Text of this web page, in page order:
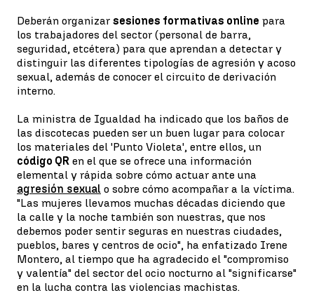
Deberán organizar sesiones formativas online para
los trabajadores del sector (personal de barra,
seguridad, etcétera) para que aprendan a detectar y
distinguir las diferentes tipologías de agresión y acoso
sexual, además de conocer el circuito de derivación
interno.
La ministra de Igualdad ha indicado que los baños de
las discotecas pueden ser un buen lugar para colocar
los materiales del 'Punto Violeta', entre ellos, un
código QR en el que se ofrece una información
elemental y rápida sobre cómo actuar ante una
agresión sexual o sobre cómo acompañar a la víctima.
"Las mujeres llevamos muchas décadas diciendo que
la calle y la noche también son nuestras, que nos
debemos poder sentir seguras en nuestras ciudades,
pueblos, bares y centros de ocio", ha enfatizado Irene
Montero, al tiempo que ha agradecido el "compromiso
y valentía" del sector del ocio nocturno al "significarse"
en la lucha contra las violencias machistas.